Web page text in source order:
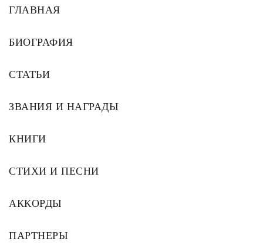
ГЛАВНАЯ
БИОГРАФИЯ
СТАТЬИ
ЗВАНИЯ И НАГРАДЫ
КНИГИ
СТИХИ И ПЕСНИ
АККОРДЫ
ПАРТНЕРЫ